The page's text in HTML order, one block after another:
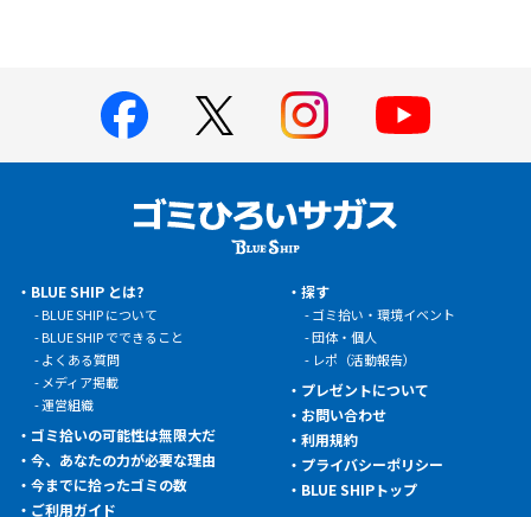
BLUE SHIP とは?
BLUE SHIP について
BLUE SHIP でできること
よくある質問
メディア掲載
運営組織
ゴミ拾いの可能性は無限大だ
今、あなたの力が必要な理由
今までに拾ったゴミの数
ご利用ガイド
探す
ゴミ拾い・環境イベント
団体・個人
レポ（活動報告）
プレゼントについて
お問い合わせ
利用規約
プライバシーポリシー
BLUE SHIPトップ